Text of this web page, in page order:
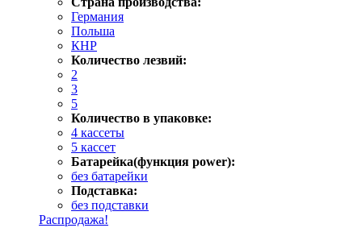
Германия
Польша
КНР
Количество лезвий:
2
3
5
Количество в упаковке:
4 кассеты
5 кассет
Батарейка(функция power):
без батарейки
Подставка:
без подставки
Распродажа!